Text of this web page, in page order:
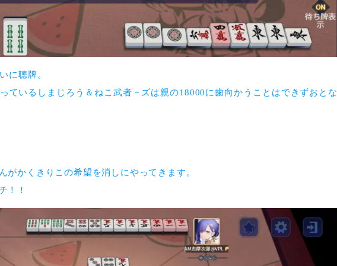
に聴牌。
ているしまじろう＆ねこ武者－ズは親の18000に歯向かうことはできずおとな
がかくきりこの希望を消しにやってきます。
！！